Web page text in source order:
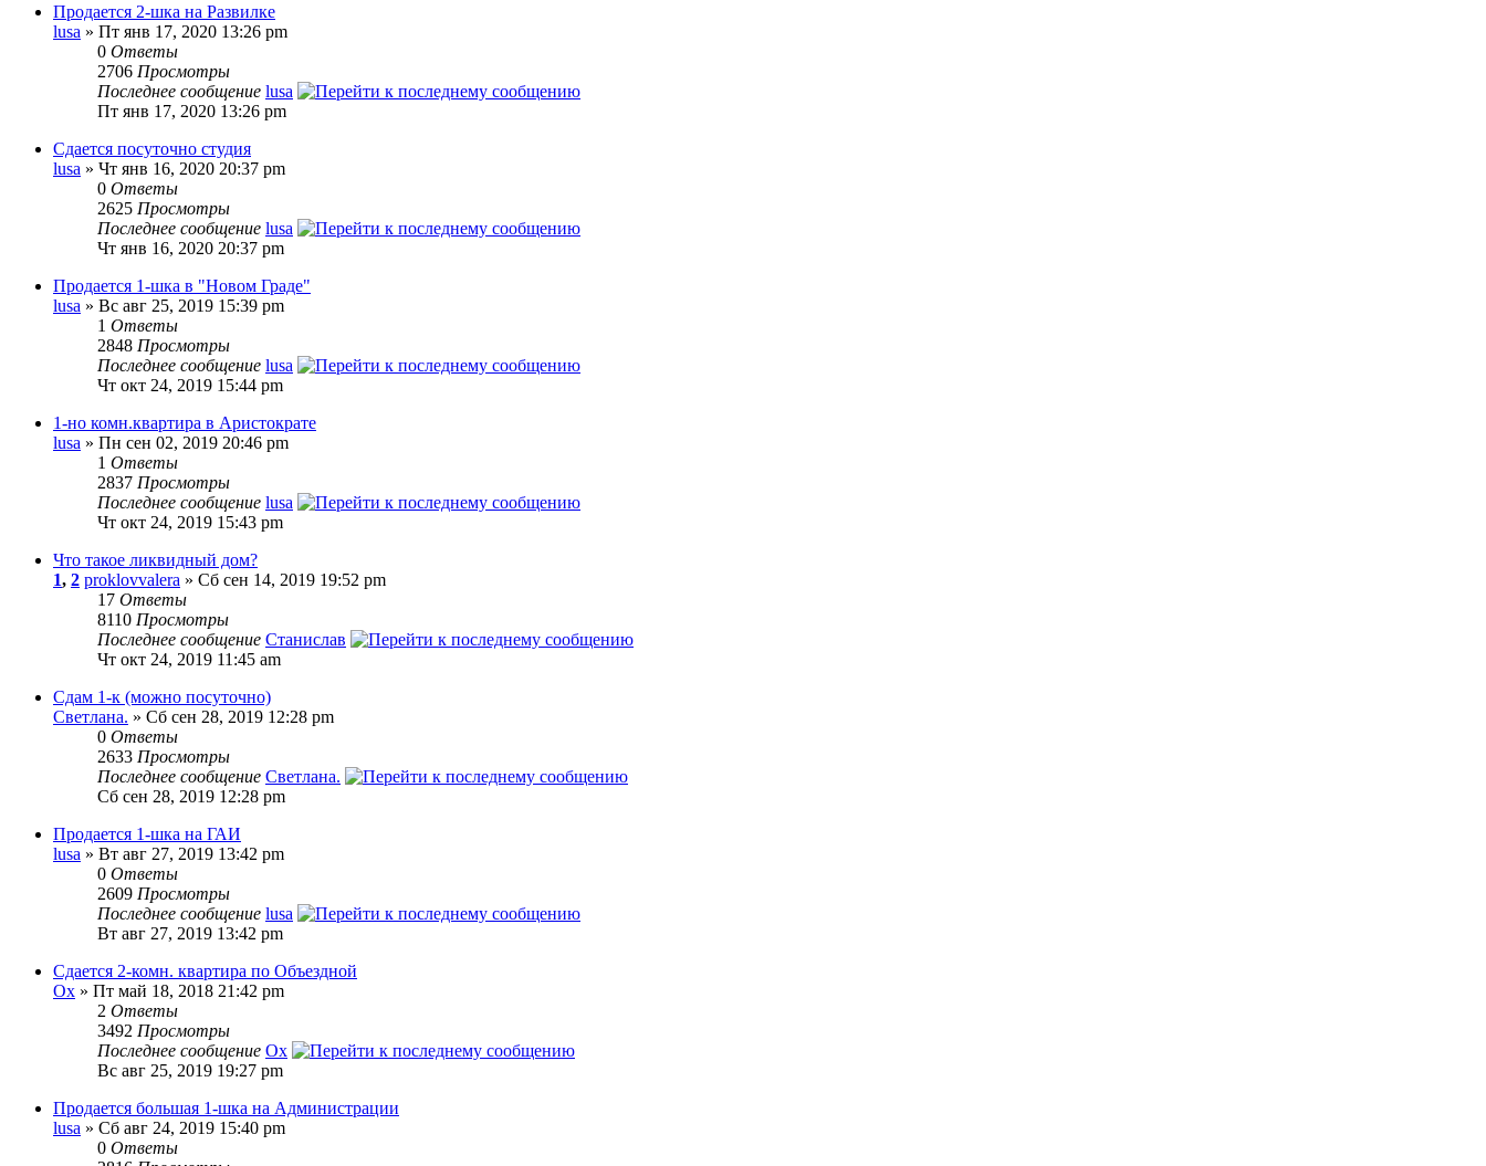
Продается 2-шка на Развилке
lusa » Пт янв 17, 2020 13:26 pm
0 Ответы
2706 Просмотры
Последнее сообщение lusa
Пт янв 17, 2020 13:26 pm
Сдается посуточно студия
lusa » Чт янв 16, 2020 20:37 pm
0 Ответы
2625 Просмотры
Последнее сообщение lusa
Чт янв 16, 2020 20:37 pm
Продается 1-шка в "Новом Граде"
lusa » Вс авг 25, 2019 15:39 pm
1 Ответы
2848 Просмотры
Последнее сообщение lusa
Чт окт 24, 2019 15:44 pm
1-но комн.квартира в Аристократе
lusa » Пн сен 02, 2019 20:46 pm
1 Ответы
2837 Просмотры
Последнее сообщение lusa
Чт окт 24, 2019 15:43 pm
Что такое ликвидный дом?
1, 2 proklovvalera » Сб сен 14, 2019 19:52 pm
17 Ответы
8110 Просмотры
Последнее сообщение Станислав
Чт окт 24, 2019 11:45 am
Сдам 1-к (можно посуточно)
Светлана. » Сб сен 28, 2019 12:28 pm
0 Ответы
2633 Просмотры
Последнее сообщение Светлана.
Сб сен 28, 2019 12:28 pm
Продается 1-шка на ГАИ
lusa » Вт авг 27, 2019 13:42 pm
0 Ответы
2609 Просмотры
Последнее сообщение lusa
Вт авг 27, 2019 13:42 pm
Сдается 2-комн. квартира по Объездной
Ох » Пт май 18, 2018 21:42 pm
2 Ответы
3492 Просмотры
Последнее сообщение Ох
Вс авг 25, 2019 19:27 pm
Продается большая 1-шка на Администрации
lusa » Сб авг 24, 2019 15:40 pm
0 Ответы